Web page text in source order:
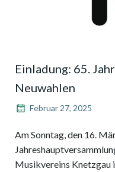
Einladung: 65.
Neuwahlen
Februar 27, 2025
Am Sonntag, den 16.
Musikvereins Knetzgau